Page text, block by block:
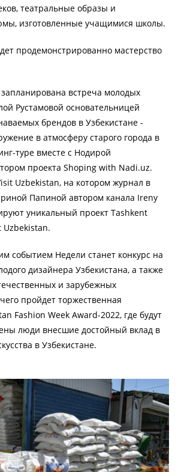
театральные образы и
изготовленные учащимися школы.
продемонстрированно мастерство
встреча молодых
Рустамовой основательницей
брендов в Узбекистане -
в атмосферу старого города в
туре вместе с Нодирой
проекта Shoping with Nadi.uz.
Uzbekistan, на котором журнал в
Папиной автором канала Ireny
уникальный проект Tashkent
Uzbekistan.
событием Недели станет конкурс на
дизайнера Узбекистана, а также
и зарубежных
пройдет торжественная
Fashion Week Award-2022, где будут
люди внесшие достойный вклад в
в Узбекистане.